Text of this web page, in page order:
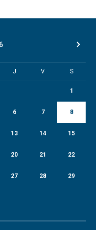
J V S
1
6 7 8
13 14 15
20 21 22
27 28 29